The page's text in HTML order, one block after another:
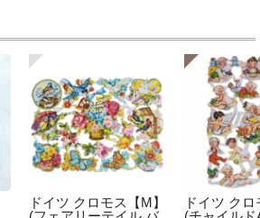
ドイツ クロモス【M】
ドイツ ク